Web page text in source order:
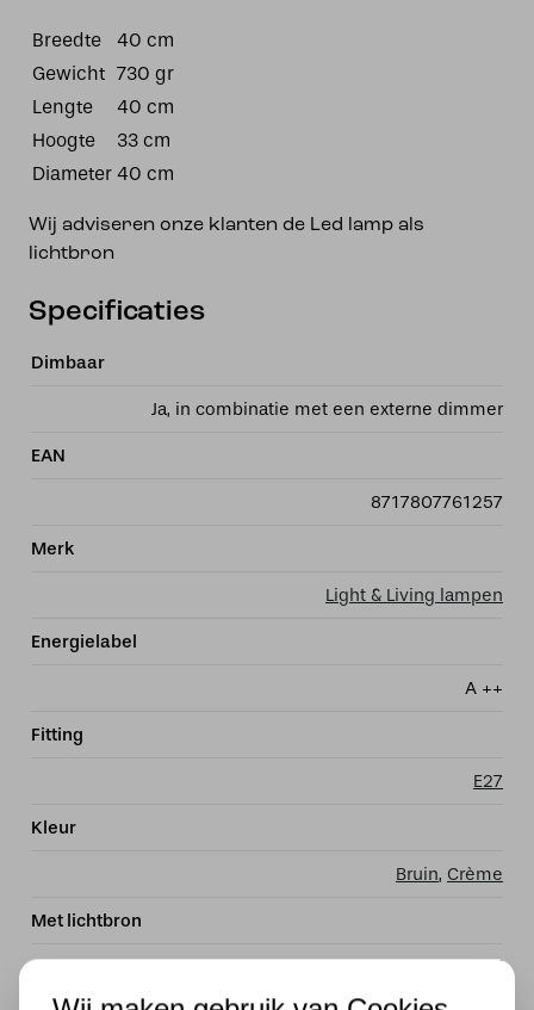
Breedte
40 cm
Gewicht 730 gr
Lengte
40 cm
Hoogte
33 cm
Diameter 40 cm
Wij adviseren onze klanten de Led lamp als
lichtbron
Specificaties
Dimbaar
Ja, in combinatie met een externe dimmer
EAN
8717807761257
Merk
Light & Living lampen
Energielabel
A ++
Fitting
E27
Kleur
Bruin, Crème
Met lichtbron
Exclusief